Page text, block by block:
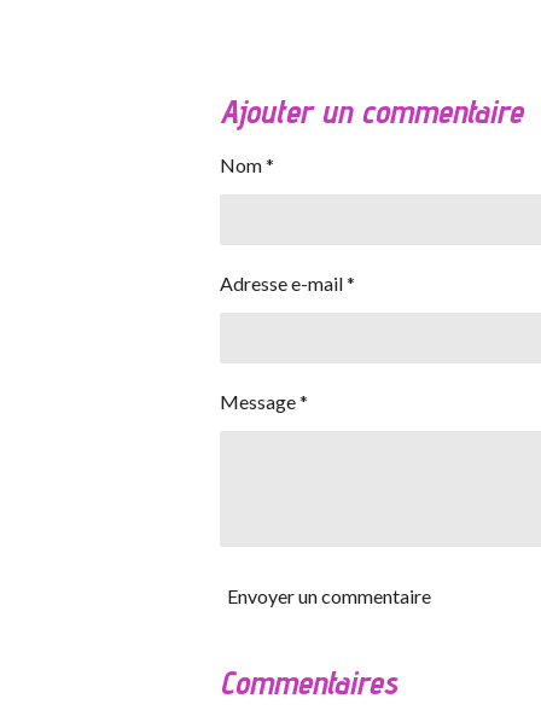
Ajouter un commentaire
Nom *
Adresse e-mail *
Message *
Envoyer un commentaire
Commentaires